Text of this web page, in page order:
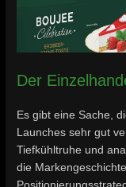
Der
Es gibt eine Sache,
Launches sehr gut
Tiefkühltruhe und
die